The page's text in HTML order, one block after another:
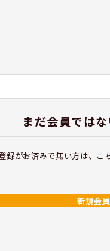
まだ会員では
録がお済みで無い方は、こ
新規会